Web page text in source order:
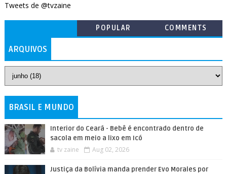
Tweets de @tvzaine
POPULAR COMMENTS
ARQUIVOS
BRASIL E MUNDO
Interior do Ceará - Bebê é encontrado dentro de
sacola em meio a lixo em Icó
tv zaine Aug 02, 2026
Justiça da Bolívia manda prender Evo Morales por